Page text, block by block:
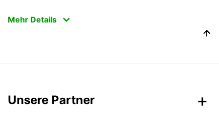
Mehr Details
Unsere Partner